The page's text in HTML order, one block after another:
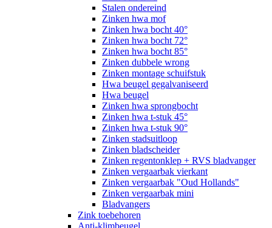
Stalen ondereind
Zinken hwa mof
Zinken hwa bocht 40°
Zinken hwa bocht 72°
Zinken hwa bocht 85°
Zinken dubbele wrong
Zinken montage schuifstuk
Hwa beugel gegalvaniseerd
Hwa beugel
Zinken hwa sprongbocht
Zinken hwa t-stuk 45°
Zinken hwa t-stuk 90°
Zinken stadsuitloop
Zinken bladscheider
Zinken regentonklep + RVS bladvanger
Zinken vergaarbak vierkant
Zinken vergaarbak "Oud Hollands"
Zinken vergaarbak mini
Bladvangers
Zink toebehoren
Anti-klimbeugel